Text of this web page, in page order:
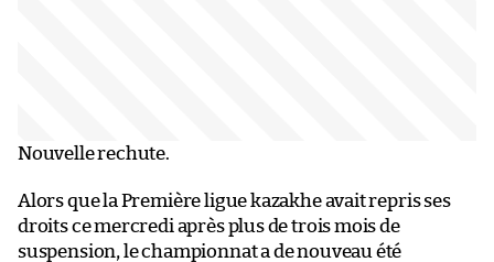
Nouvelle rechute.
Alors que la Première ligue kazakhe avait repris ses
droits ce mercredi après plus de trois mois de
suspension, le championnat a de nouveau été